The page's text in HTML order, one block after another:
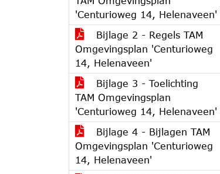
'Centurioweg 14, Helenaveen'
Bijlage 2 - Regels TAM
Omgevingsplan 'Centurioweg
14, Helenaveen'
Bijlage 3 - Toelichting
TAM Omgevingsplan
'Centurioweg 14, Helenaveen'
Bijlage 4 - Bijlagen TAM
Omgevingsplan 'Centurioweg
14, Helenaveen'